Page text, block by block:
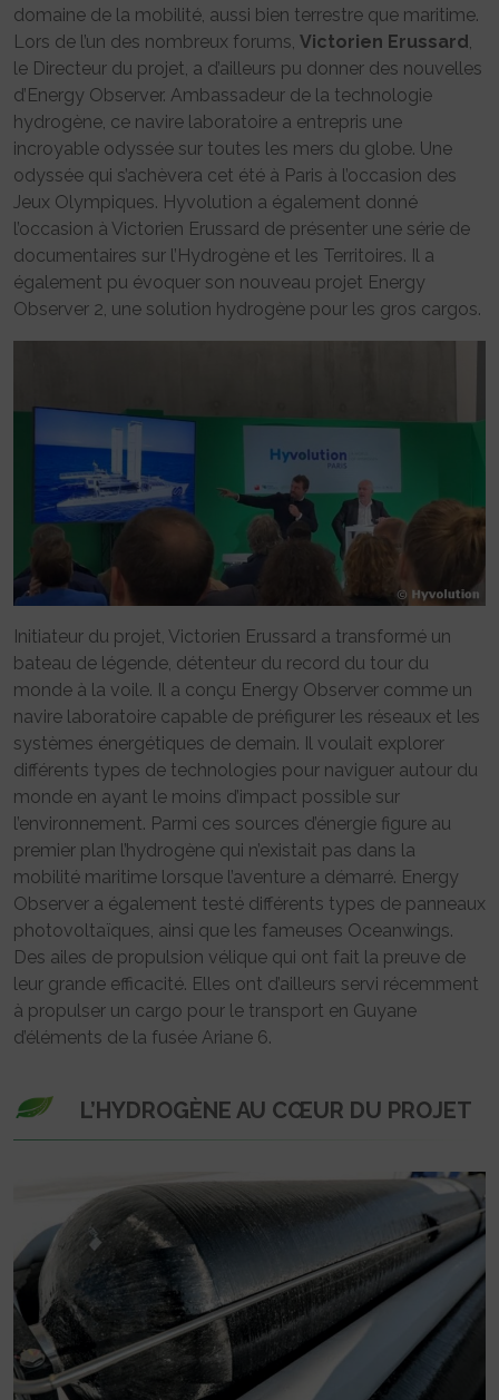
domaine de la mobilité, aussi bien terrestre que maritime.
Lors de l’un des nombreux forums, Victorien Erussard,
le Directeur du projet, a d’ailleurs pu donner des nouvelles
d’Energy Observer. Ambassadeur de la technologie
hydrogène, ce navire laboratoire a entrepris une
incroyable odyssée sur toutes les mers du globe. Une
odyssée qui s’achèvera cet été à Paris à l’occasion des
Jeux Olympiques. Hyvolution a également donné
l’occasion à Victorien Erussard de présenter une série de
documentaires sur l’Hydrogène et les Territoires. Il a
également pu évoquer son nouveau projet Energy
Observer 2, une solution hydrogène pour les gros cargos.
Initiateur du projet, Victorien Erussard a transformé un
bateau de légende, détenteur du record du tour du
monde à la voile. Il a conçu Energy Observer comme un
navire laboratoire capable de préfigurer les réseaux et les
systèmes énergétiques de demain. Il voulait explorer
différents types de technologies pour naviguer autour du
monde en ayant le moins d’impact possible sur
l’environnement. Parmi ces sources d’énergie figure au
premier plan l’hydrogène qui n’existait pas dans la
mobilité maritime lorsque l’aventure a démarré. Energy
Observer a également testé différents types de panneaux
photovoltaïques, ainsi que les fameuses Oceanwings.
Des ailes de propulsion vélique qui ont fait la preuve de
leur grande efficacité. Elles ont d’ailleurs servi récemment
à propulser un cargo pour le transport en Guyane
d’éléments de la fusée Ariane 6.
L’HYDROGÈNE AU CŒUR DU PROJET